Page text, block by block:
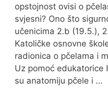
opstojnost ovisi o
svjesni? Ono što
učenicima 2.b (19.5.),
Katoličke osnovne
radionica o pčelama i
Uz pomoć edukatorice
su anatomiju pčele i …